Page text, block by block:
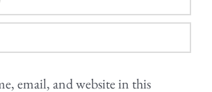
email, and website in this